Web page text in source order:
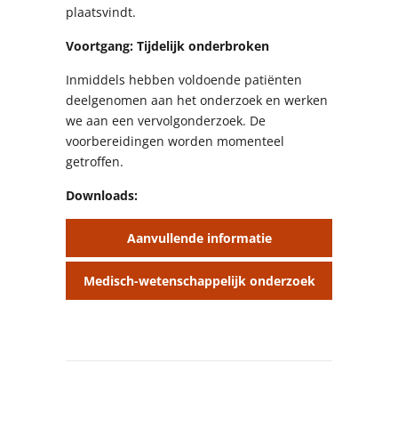
plaatsvindt.
Voortgang: Tijdelijk onderbroken
Inmiddels hebben voldoende patiënten
deelgenomen aan het onderzoek en werken
we aan een vervolgonderzoek. De
voorbereidingen worden momenteel
getroffen.
Downloads:
Aanvullende informatie
Medisch-wetenschappelijk onderzoek